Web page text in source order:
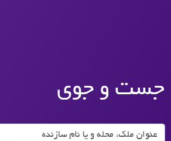
جست و جوی
جست و جوی املاک بر اساس عنوان و محله